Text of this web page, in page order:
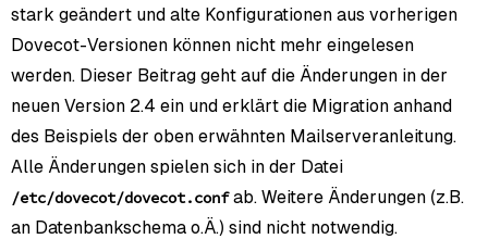
stark geändert und alte Konfigurationen aus vorherigen
Dovecot-Versionen können nicht mehr eingelesen
werden. Dieser Beitrag geht auf die Änderungen in der
neuen Version 2.4 ein und erklärt die Migration anhand
des Beispiels der oben erwähnten Mailserveranleitung.
Alle Änderungen spielen sich in der Datei
/etc/dovecot/dovecot.confab. Weitere Änderungen (z.B.
an Datenbankschema o.Ä.) sind nicht notwendig.